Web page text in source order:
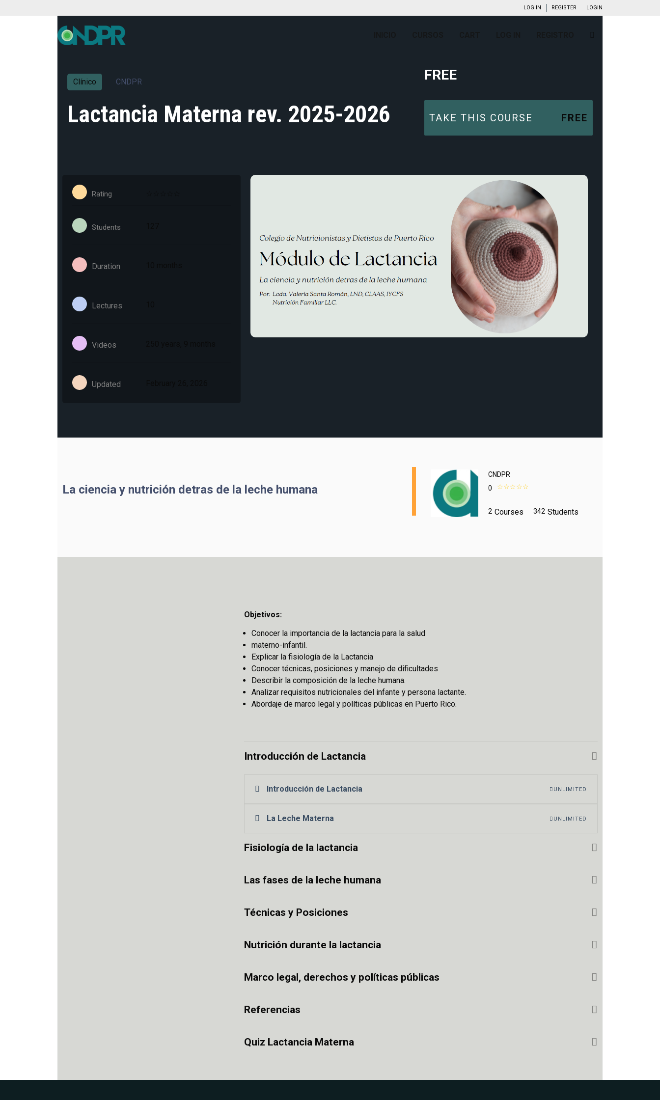
LOGIN
LOG IN REGISTER
Clínico CNDPR
Lactancia Materna rev. 2025-2026
FREE
TAKE THIS COURSE FREE
Rating
Students
Duration
Lectures
Videos
Updated
La ciencia y nutrición detras de la leche humana
CNDPR
0
2 Courses 342 Students
Objetivos:
Conocer la importancia de la lactancia para la salud
materno-infantil.
Explicar la fisiología de la Lactancia
Conocer técnicas, posiciones y manejo de dificultades
Describir la composición de la leche humana.
Analizar requisitos nutricionales del infante y persona lactante.
Abordaje de marco legal y políticas públicas en Puerto Rico.
Introducción de Lactancia
Introducción de Lactancia UNLIMITED
La Leche Materna UNLIMITED
Fisiología de la lactancia
Las fases de la leche humana
Técnicas y Posiciones
Nutrición durante la lactancia
Marco legal, derechos y políticas públicas
Referencias
Quiz Lactancia Materna